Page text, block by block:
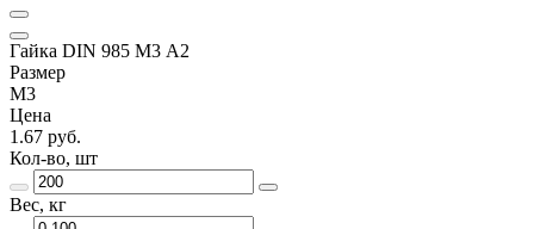
Гайка DIN 985 М3 А2
Размер
М3
Цена
1.67 руб.
Кол-во, шт
Вес, кг